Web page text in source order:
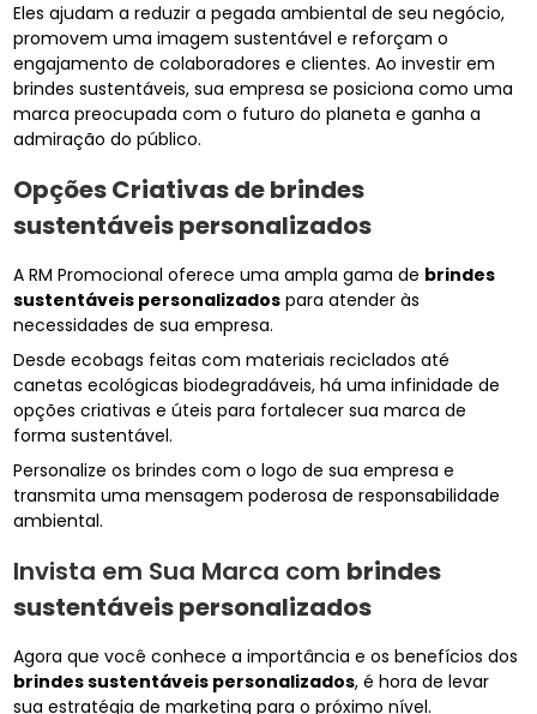
Eles ajudam a reduzir a pegada ambiental de seu negócio,
promovem uma imagem sustentável e reforçam o
engajamento de colaboradores e clientes. Ao investir em
brindes sustentáveis, sua empresa se posiciona como uma
marca preocupada com o futuro do planeta e ganha a
admiração do público.
Opções Criativas debrindes
sustentáveis personalizados
A RM Promocional oferece uma ampla gama de brindes
sustentáveis personalizados para atender às
necessidades de sua empresa.
Desde ecobags feitas com materiais reciclados até
canetas ecológicas biodegradáveis, há uma infinidade de
opções criativas e úteis para fortalecer sua marca de
forma sustentável.
Personalize os brindes com o logo de sua empresa e
transmita uma mensagem poderosa de responsabilidade
ambiental.
Invista em Sua Marca com brindes
sustentáveis personalizados
Agora que você conhece a importância e os benefícios dos
brindes sustentáveis personalizados, é hora de levar
sua estratégia de marketing para o próximo nível.